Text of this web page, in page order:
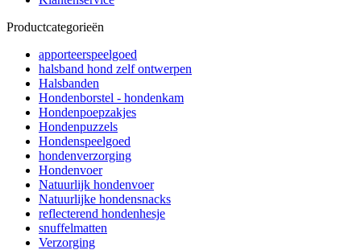
Productcategorieën
apporteerspeelgoed
halsband hond zelf ontwerpen
Halsbanden
Hondenborstel - hondenkam
Hondenpoepzakjes
Hondenpuzzels
Hondenspeelgoed
hondenverzorging
Hondenvoer
Natuurlijk hondenvoer
Natuurlijke hondensnacks
reflecterend hondenhesje
snuffelmatten
Verzorging